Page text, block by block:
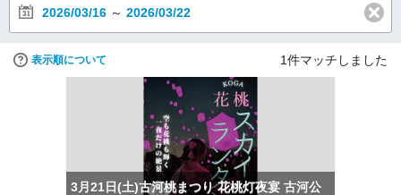
2026/03/16 ～ 2026/03/22
表示順について 1件マッチしました
3月21日(土)古河桃まつり 花桃灯夜宴 古河公